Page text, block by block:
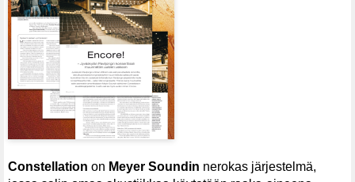
Constellation on Meyer Soundin nerokas järjestelmä,